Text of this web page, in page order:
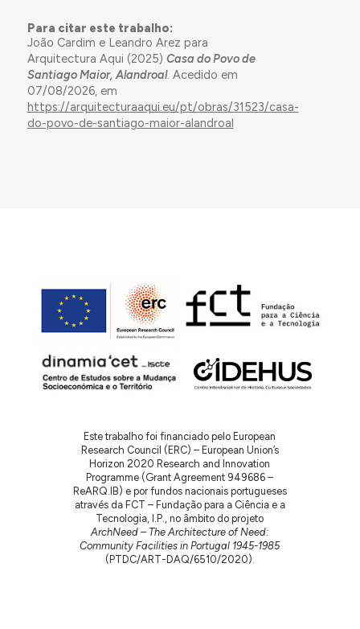
Para citar este trabalho:
João Cardim e Leandro Arez para
Arquitectura Aqui (2025) Casa do Povo de
Santiago Maior, Alandroal. Acedido em
07/08/2026, em
https://arquitecturaaqui.eu/pt/obras/31523/casa-
do-povo-de-santiago-maior-alandroal
Este trabalho foi financiado pelo European
Research Council (ERC) – European Union’s
Horizon 2020 Research and Innovation
Programme (Grant Agreement 949686 –
ReARQ.IB) e por fundos nacionais portugueses
através da FCT – Fundação para a Ciência e a
Tecnologia, I.P., no âmbito do projeto
ArchNeed – The Architecture of Need:
Community Facilities in Portugal 1945-1985
(PTDC/ART-DAQ/6510/2020).